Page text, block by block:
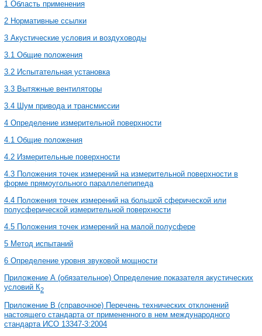
1 Область применения
2 Нормативные ссылки
3 Акустические условия и воздуховоды
3.1 Общие положения
3.2 Испытательная установка
3.3 Вытяжные вентиляторы
3.4 Шум привода и трансмиссии
4 Определение измерительной поверхности
4.1 Общие положения
4.2 Измерительные поверхности
4.3 Положения точек измерений на измерительной поверхности в
форме прямоугольного параллелепипеда
4.4 Положения точек измерений на большой сферической или
полусферической измерительной поверхности
4.5 Положения точек измерений на малой полусфере
5 Метод испытаний
6 Определение уровня звуковой мощности
Приложение А (обязательное) Определение показателя акустических
условий К2
Приложение В (справочное) Перечень технических отклонений
настоящего стандарта от примененного в нем международного
стандарта ИСО 13347-3:2004